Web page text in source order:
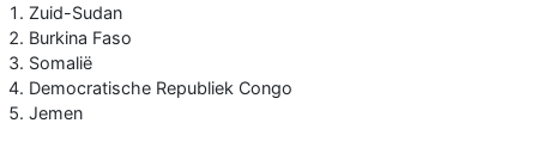
Zuid-Sudan
Burkina Faso
Somalië
Democratische Republiek Congo
Jemen